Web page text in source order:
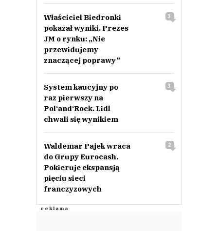
Właściciel Biedronki
pokazał wyniki. Prezes
JM o rynku: „Nie
przewidujemy
znaczącej poprawy”
3
System kaucyjny po
raz pierwszy na
Pol‘and‘Rock. Lidl
chwali się wynikiem
3
Waldemar Pajek wraca
do Grupy Eurocash.
Pokieruje ekspansją
pięciu sieci
franczyzowych
2